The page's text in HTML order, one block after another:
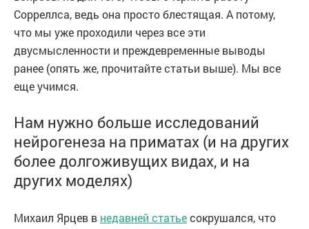
Сорреллса, ведь она просто блестящая. А потому,
что мы уже проходили через все эти
двусмысленности и преждевременные выводы
ранее (опять же, прочитайте статьи выше). Мы все
еще учимся.
Нам нужно больше исследований
нейрогенеза на приматах (и на других
более долгоживущих видах, и на
других моделях)
Михаил Ярцев в недавней статьесокрушался, что